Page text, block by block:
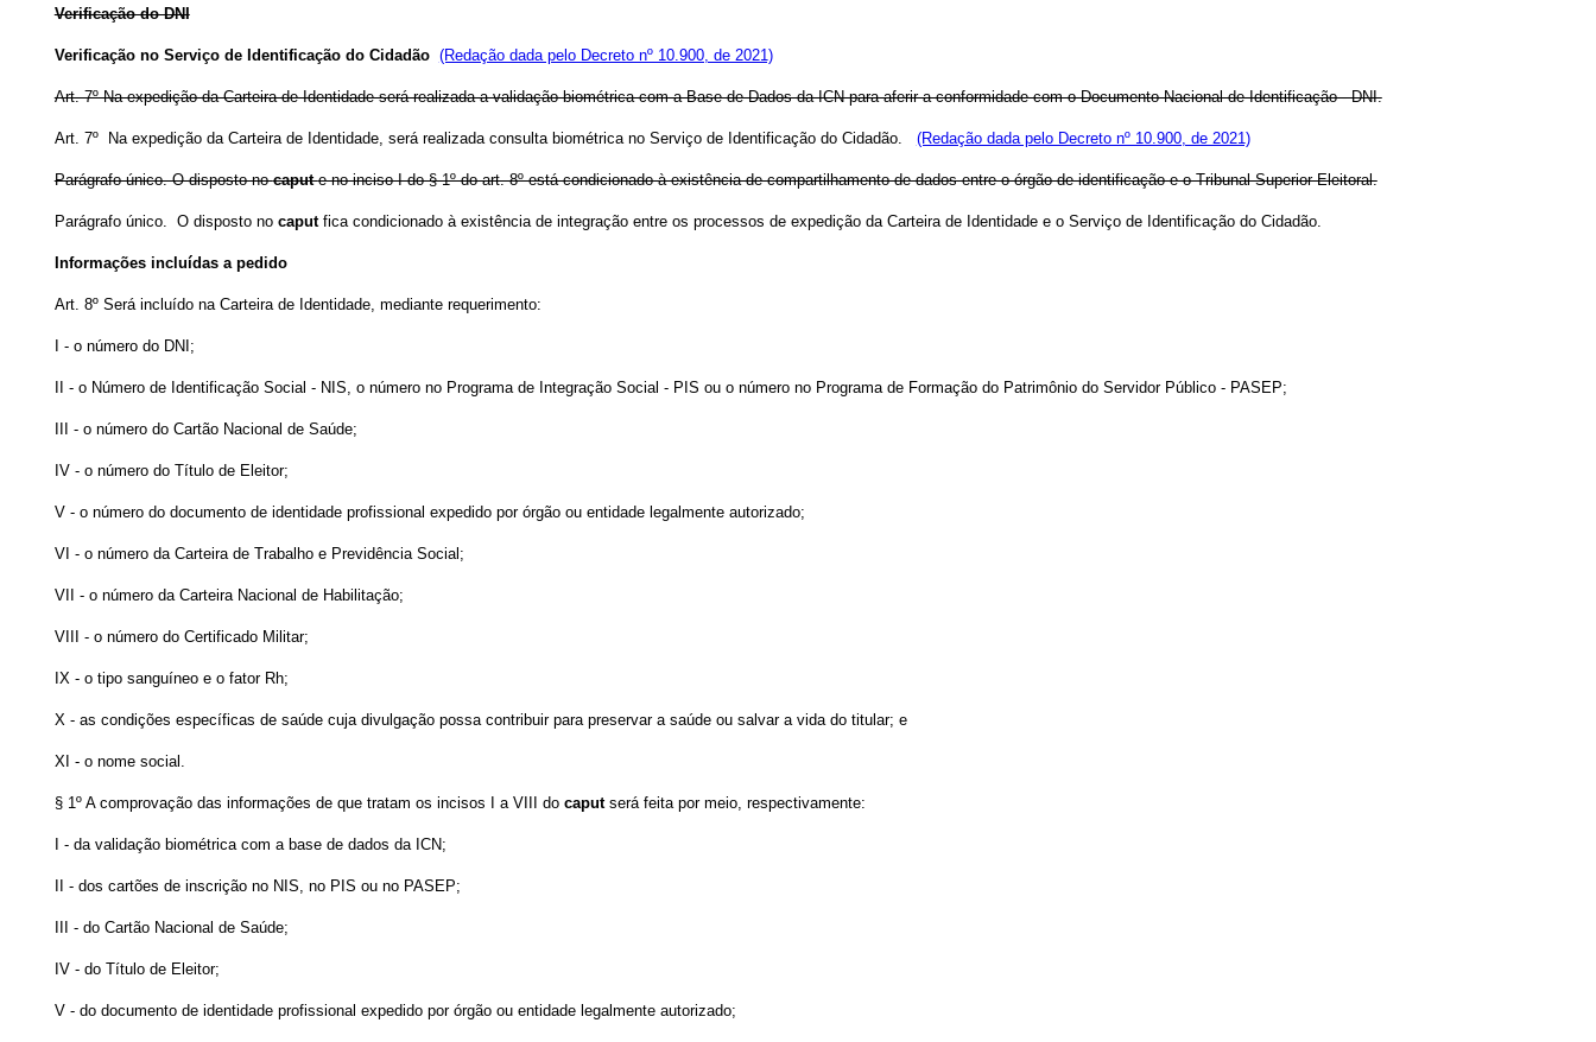
Verificação do DNI
Verificação no Serviço de Identificação do Cidadão (Redação dada pelo Decreto nº 10.900, de 2021)
Art. 7º Na expedição da Carteira de Identidade será realizada a validação biométrica com a Base de Dados da ICN para aferir a conformidade com o Documento Nacional de Identificação - DNI.
Art. 7º Na expedição da Carteira de Identidade, será realizada consulta biométrica no Serviço de Identificação do Cidadão. (Redação dada pelo Decreto nº 10.900, de 2021)
Parágrafo único. O disposto nocapute no inciso I do § 1º do art. 8º está condicionado à existência de compartilhamento de dados entre o órgão de identificação e o Tribunal Superior Eleitoral.
Parágrafo único. O disposto no caputfica condicionado à existência de integração entre os processos de expedição da Carteira de Identidade e o Serviço de Identificação do Cidadão.
Informações incluídas a pedido
Art. 8º Será incluído na Carteira de Identidade, mediante requerimento:
I - o número do DNI;
II - o Número de Identificação Social - NIS, o número no Programa de Integração Social - PIS ou o número no Programa de Formação do Patrimônio do Servidor Público - PASEP;
III - o número do Cartão Nacional de Saúde;
IV - o número do Título de Eleitor;
V - o número do documento de identidade profissional expedido por órgão ou entidade legalmente autorizado;
VI - o número da Carteira de Trabalho e Previdência Social;
VII - o número da Carteira Nacional de Habilitação;
VIII - o número do Certificado Militar;
IX - o tipo sanguíneo e o fator Rh;
X - as condições específicas de saúde cuja divulgação possa contribuir para preservar a saúde ou salvar a vida do titular; e
XI - o nome social.
§ 1º A comprovação das informações de que tratam os incisos I a VIII do caput será feita por meio, respectivamente:
I - da validação biométrica com a base de dados da ICN;
II - dos cartões de inscrição no NIS, no PIS ou no PASEP;
III - do Cartão Nacional de Saúde;
IV - do Título de Eleitor;
V - do documento de identidade profissional expedido por órgão ou entidade legalmente autorizado;